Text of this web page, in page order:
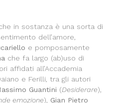
in sostanza è una sorta di
dell’amore,
e pomposamente
che fa largo (ab)uso di
affidati all’Accademia
e Ferilli, tra gli autori
Guantini (Desiderare),
emozione), Gian Pietro